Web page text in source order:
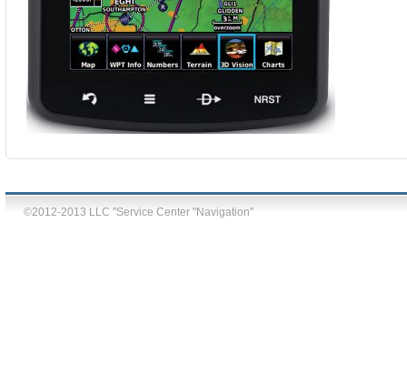
©2012-2013 LLC "Service Center "Navigation"